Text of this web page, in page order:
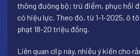
thông đường bộ; trừ điểm, phục hồi
có hiệu lực. Theo đó, từ 1-1-2025, ô
phạt 18-20 triệu đồng.
Liên quan clip này, nhiều ý kiến cho